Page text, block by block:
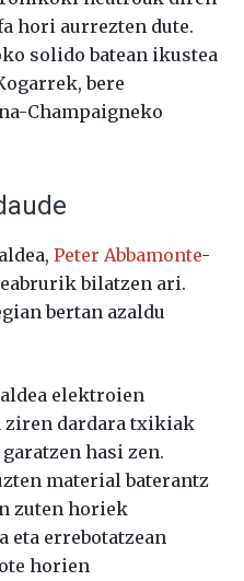
hori aurrezten dute.
solido batean ikustea
bere
Champaigneko
Peter Abbamonte-
bilatzen ari.
bertan azaldu
elektroien
ziren dardara txikiak
hasi zen.
material baterantz
zuten horiek
eta errebotatzean
horien